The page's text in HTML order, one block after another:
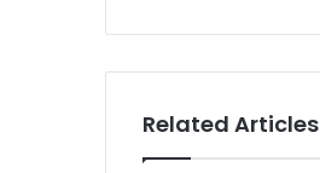
Related Articles